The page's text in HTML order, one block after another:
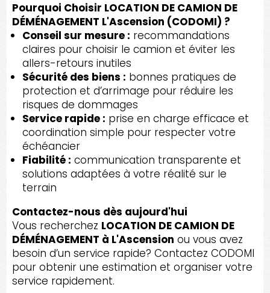
Pourquoi Choisir LOCATION DE CAMION DE
DÉMÉNAGEMENT L'Ascension (CODOMI) ?
Conseil sur mesure : recommandations
claires pour choisir le camion et éviter les
allers-retours inutiles
Sécurité des biens : bonnes pratiques de
protection et d’arrimage pour réduire les
risques de dommages
Service rapide : prise en charge efficace et
coordination simple pour respecter votre
échéancier
Fiabilité : communication transparente et
solutions adaptées à votre réalité sur le
terrain
Contactez-nous dès aujourd'hui
Vous recherchez LOCATION DE CAMION DE
DÉMÉNAGEMENT à L'Ascension ou vous avez
besoin d’un service rapide? Contactez CODOMI
pour obtenir une estimation et organiser votre
service rapidement.